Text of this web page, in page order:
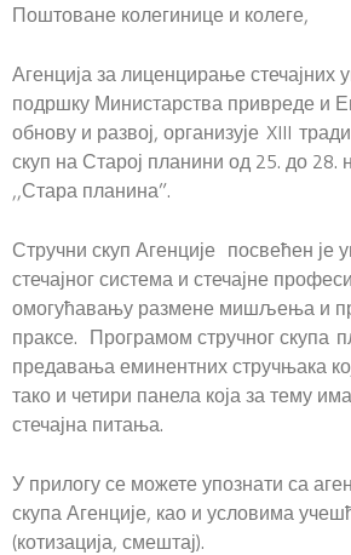
Поштоване колегинице и колеге,
Агенција за лиценцирање стечајних
подршку Министарства привреде и
обнову и развој, организује XIII
скуп на Старој планини од 25. до 28.
,,Стара планина”.
Стручни скуп Агенције посвећен је
стечајног система и стечајне
омогућавању размене мишљења и
праксе. Програмом стручног скупа
предавања еминентних стручњака
тако и четири панела која за тему
стечајна питања.
У прилогу се можете упознати са
скупа Агенције, као и условима
(котизација, смештај).